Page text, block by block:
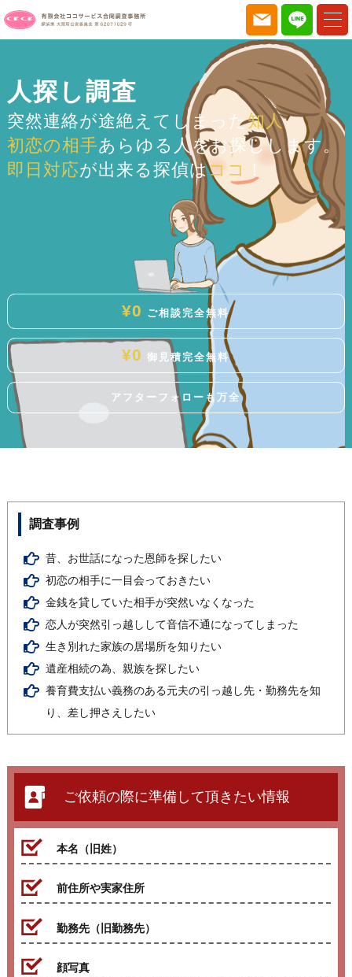
人探し調査
突然連絡が途絶えてしまった知人
初恋の相手あらゆる人をお探しします。
即日対応が出来る探偵はココ ！
¥0 ご相談完全無料
¥0 御見積完全無料
アフター フォローも万全
調査事例
昔、お世話になった恩師を探したい
初恋の相手に一目会っておきたい
金銭を貸していた相手が突然いなくなった
恋人が突然引っ越しして音信不通になってしまった
生き別れた家族の居場所を知りたい
遺産相続の為、親族を探したい
養育費支払い義務のある元夫の引っ越し先・勤務先を知
り、差し押さえしたい
ご依頼の際に準備して頂きたい情報
本名（旧姓）
前住所や実家住所
勤務先（旧勤務先）
顔写真